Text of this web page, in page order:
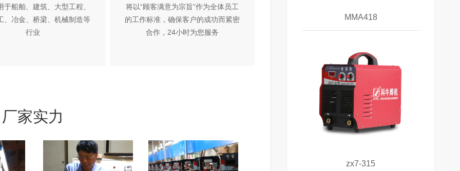
于船舶、建筑、大型工程、
、冶金、桥梁、机械制造等
行业
将以“顾客满意为宗旨”作为全体员工
的工作标准，确保客户的成功而紧密
合作，24小时为您服务
厂家实力
MMA418
zx7-315